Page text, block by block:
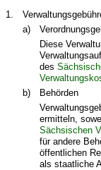
1.
a)
Diese
des
b)
Behörden
ermitteln,
Sächsischen
für andere
öffentlichen
als staatliche